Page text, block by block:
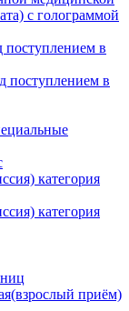
с голограммой
в
поступлением в
категория
категория
приём)